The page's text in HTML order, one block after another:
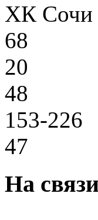
ХК Сочи
68
20
48
153-226
47
На